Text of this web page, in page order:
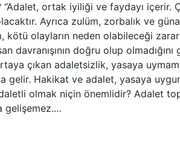
ortak iyiliği ve faydayı içerir.
Ayrıca zulüm, zorbalık ve
kötü olayların neden olabileceği
davranışının doğru olup
çıkan adaletsizlik, yasaya
gelir. Hakikat ve adalet, yasaya
olmak niçin önemlidir? Adalet
gelişemez.…